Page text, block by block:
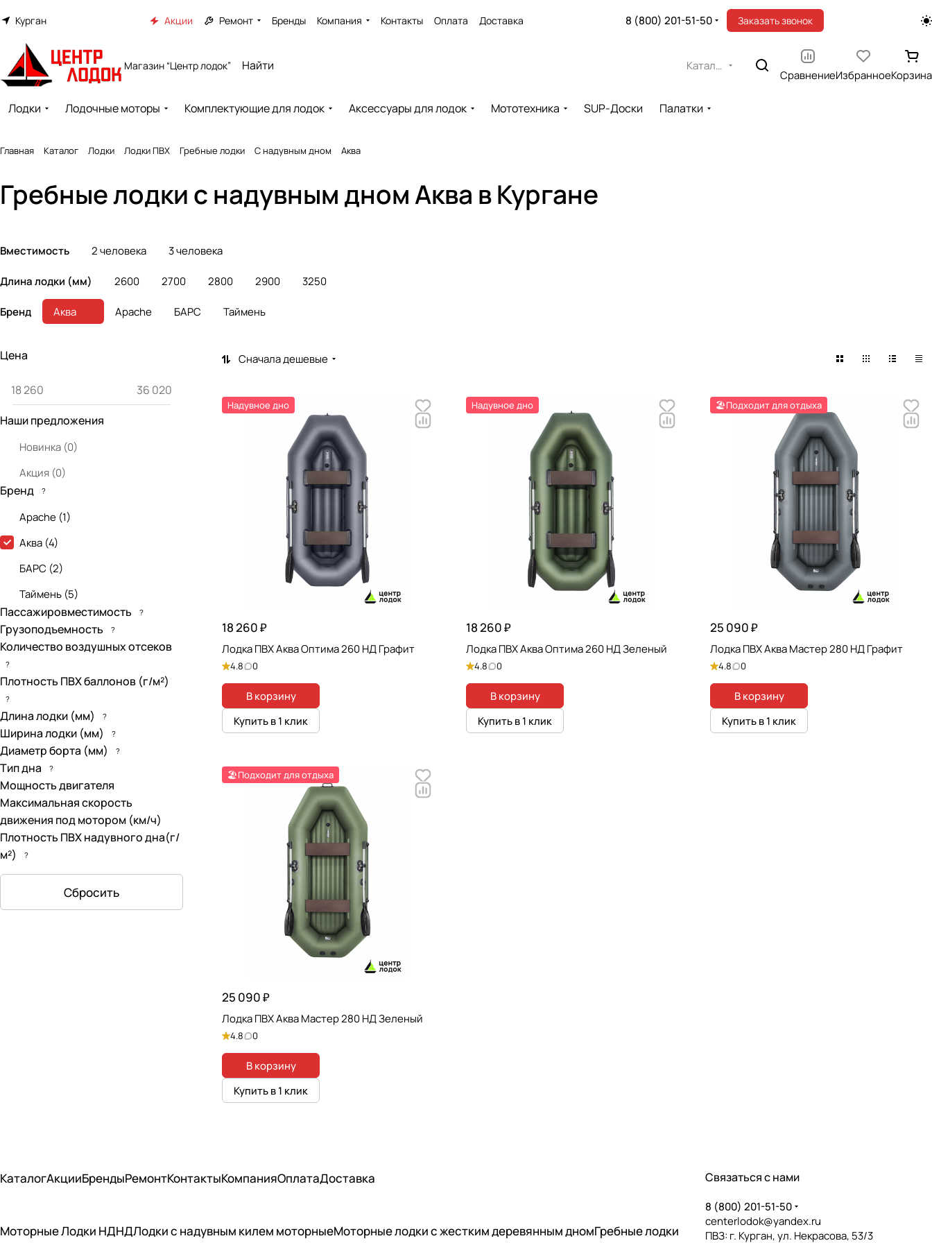
Курган Акции Ремонт Бренды Компания Контакты Оплата Доставка 8 (800) 201-51-50 Заказать звонок
Магазин “Центр лодок” Каталог
СравнениеИзбранноеКорзина
Лодки Лодочные моторы Комплектующие для лодок Аксессуары для лодок Мототехника SUP-Доски Палатки
Главная Каталог Лодки Лодки ПВХ Гребные лодки С надувным дном Аква
Гребные лодки с надувным дном Аква в Кургане
Вместимость 2 человека 3 человека
Длина лодки (мм) 2600 2700 2800 2900 3250
Бренд Apache
Аква БАРС Таймень
Сначала дешевые
Надувное дно
18 260 ₽
Лодка ПВХ Аква Оптима 260 НД Графит
4.8 0
В корзину
Купить в 1 клик
Надувное дно
18 260 ₽
Лодка ПВХ Аква Оптима 260 НД Зеленый
4.8 0
В корзину
Купить в 1 клик
🏖️Подходит для отдыха
25 090 ₽
Лодка ПВХ Аква Мастер 280 НД Графит
4.8 0
В корзину
Купить в 1 клик
🏖️Подходит для отдыха
25 090 ₽
Лодка ПВХ Аква Мастер 280 НД Зеленый
4.8 0
В корзину
Купить в 1 клик
Цена
Наши предложения
Новинка (0)
Акция (0)
Бренд ?
Apache (1)
Аква (4)
БАРС (2)
Таймень (5)
Пассажировместимость ?
Грузоподъемность ?
Количество воздушных отсеков
?
Плотность ПВХ баллонов (г/м²)
?
Длина лодки (мм) ?
Ширина лодки (мм) ?
Диаметр борта (мм) ?
Тип дна ?
Мощность двигателя
Максимальная скорость
движения под мотором (км/ч)
Плотность ПВХ надувного дна(г/
м²)
?
Сбросить
КаталогАкцииБрендыРемонтКонтактыКомпанияОплатаДоставка
Моторные Лодки НДНДЛодки с надувным килем моторныеМоторные лодки с жестким деревянным дномГребные лодки
Связаться с нами
8 (800) 201-51-50
centerlodok@yandex.ru
ПВЗ: г. Курган, ул. Некрасова, 53/3